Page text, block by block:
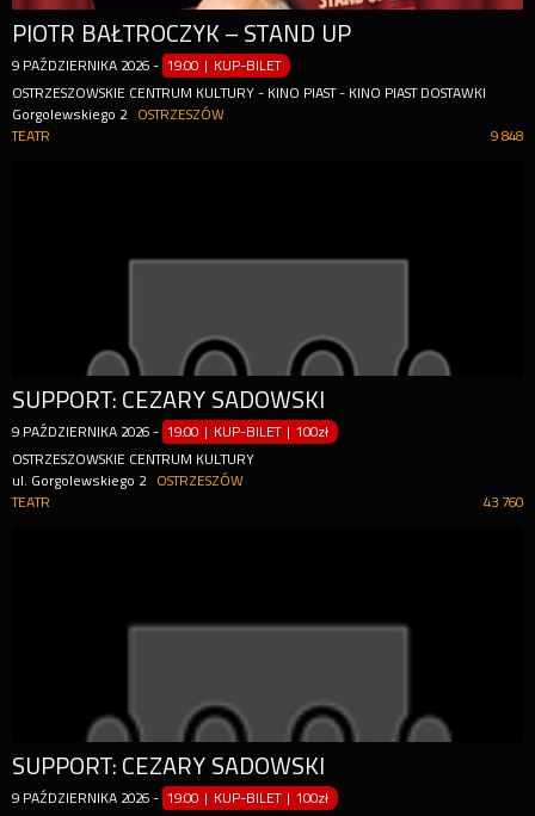
PIOTR BAŁTROCZYK – STAND UP
9 PAŹDZIERNIKA 2026 - 19:00 | KUP-BILET
OSTRZESZOWSKIE CENTRUM KULTURY - KINO PIAST - KINO PIAST DOSTAWKI
Gorgolewskiego 2
OSTRZESZÓW
9 848
TEATR
SUPPORT: CEZARY SADOWSKI
9 PAŹDZIERNIKA 2026 - 19:00 | KUP-BILET |100zł
OSTRZESZOWSKIE CENTRUM KULTURY
ul. Gorgolewskiego 2
OSTRZESZÓW
43 760
TEATR
SUPPORT: CEZARY SADOWSKI
9 PAŹDZIERNIKA 2026 - 19:00 | KUP-BILET |100zł